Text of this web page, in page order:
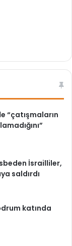
“çatışmaların
İsrailliler,
saldırdı
katında